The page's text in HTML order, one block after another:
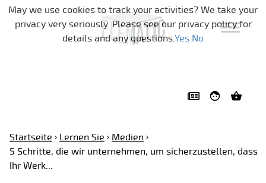
Navigation überspringen
Startseite Lernen Sie
Medien
5 Schritte, die wir unternehmen, um sicherzustellen, dass
Ihr Werk...
May we use cookies to track your activities? We take your
privacy very seriously. Please see our privacy policy for
details and any questions.Yes No